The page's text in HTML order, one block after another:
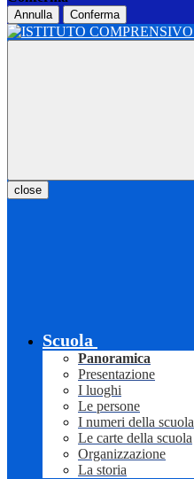
Annulla Conferma
close
Scuola
Panoramica
Presentazione
I luoghi
Le persone
I numeri della scuola
Le carte della scuola
Organizzazione
La storia